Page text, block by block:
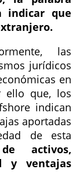
indicar que
las
jurídicos
en
ello que, los
indican
aportadas
de esta
activos,
y ventajas